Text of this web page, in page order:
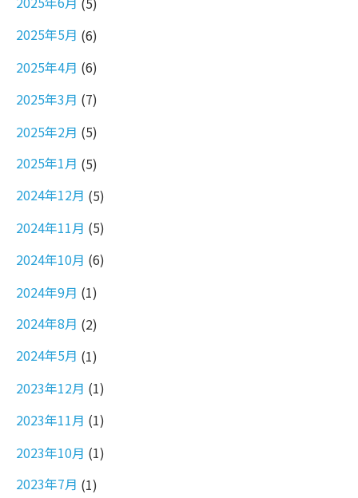
2025年5月 (6)
2025年4月 (6)
2025年3月 (7)
2025年2月 (5)
2025年1月 (5)
2024年12月 (5)
2024年11月 (5)
2024年10月 (6)
2024年9月 (1)
2024年8月 (2)
2024年5月 (1)
2023年12月 (1)
2023年11月 (1)
2023年10月 (1)
2023年7月 (1)